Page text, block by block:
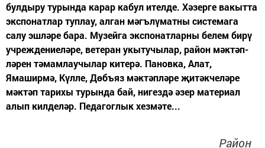
булдыру турында карар кабул ителде. Хәзерге вакытта
экспонатлар туплау, алган мәгълүматны системага
салу эшләре бара. Музейга экспонатларны белем бирү
учреждениеләре, ветеран укытучылар, район мәктәп-
ләрен тәмамлаучылар китерә. Пановка, Алат,
Ямаширмә, Күлле, Дөбъяз мәктәпләре җитәкчеләре
мәктәп тарихы турында бай, нигездә әзер материал
алып килделәр. Педагоглык хезмәте...
Район